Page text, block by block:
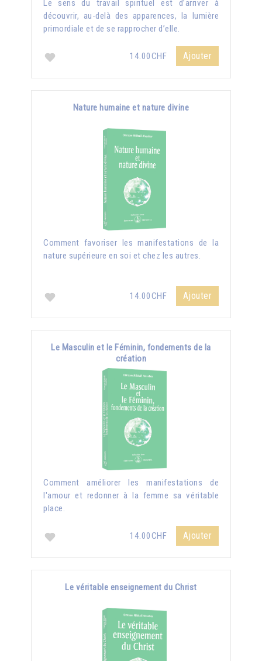
Le sens du travail spirituel est d’arriver à
découvrir, au-delà des apparences, la lumière
primordiale et de se rapprocher d’elle.
14.00CHF Ajouter
Nature humaine et nature divine
Comment favoriser les manifestations de la
nature supérieure en soi et chez les autres.
14.00CHF Ajouter
Le Masculin et le Féminin, fondements de la
création
Comment améliorer les manifestations de
l'amour et redonner à la femme sa véritable
place.
14.00CHF Ajouter
Le véritable enseignement du Christ